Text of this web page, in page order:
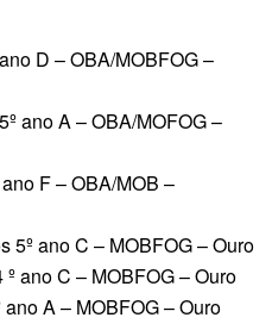
D – OBA/MOBFOG –
ano A – OBA/MOFOG –
F – OBA/MOB –
5º ano C – MOBFOG – Ouro
ano C – MOBFOG – Ouro
A – MOBFOG – Ouro